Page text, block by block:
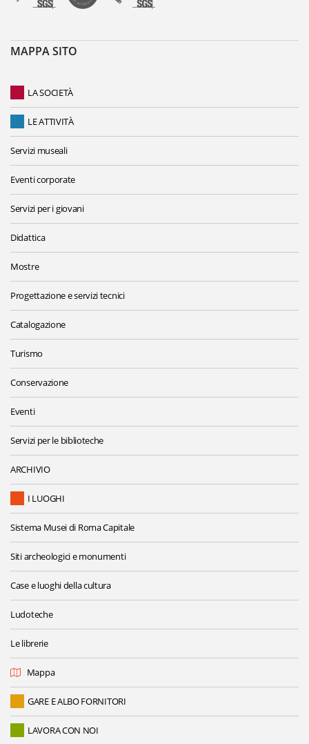
MAPPA SITO
LA SOCIETÀ
LE ATTIVITÀ
Servizi museali
Eventi corporate
Servizi per i giovani
Didattica
Mostre
Progettazione e servizi tecnici
Catalogazione
Turismo
Conservazione
Eventi
Servizi per le biblioteche
ARCHIVIO
I LUOGHI
Sistema Musei di Roma Capitale
Siti archeologici e monumenti
Case e luoghi della cultura
Ludoteche
Le librerie
Mappa
GARE E ALBO FORNITORI
LAVORA CON NOI